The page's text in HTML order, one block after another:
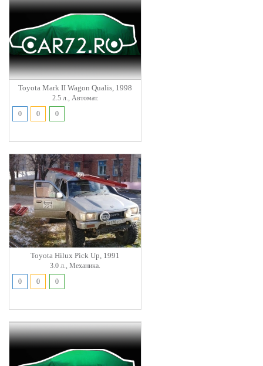
Toyota Mark II Wagon Qualis, 1998
2.5 л., Автомат.
0
0 0
Toyota Hilux Pick Up, 1991
3.0 л., Механика.
0
0 0